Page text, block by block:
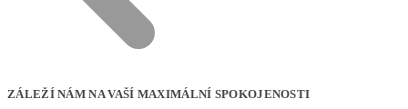
ZÁLEŽÍ NÁM NA VAŠÍ MAXIMÁLNÍ SPOKOJENOSTI